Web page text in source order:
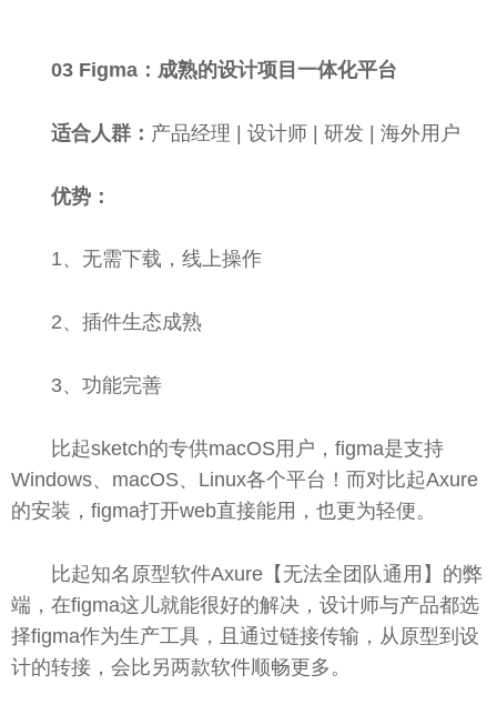
03 Figma：成熟的设计项目一体化平台
适合人群： 产品经理 | 设计师 | 研发 | 海外用户
优势：
1、无需下载，线上操作
2、插件生态成熟
3、功能完善
比起sketch的专供macOS用户，figma是支持
Windows、macOS、Linux各个平台！而对比起Axure
的安装，figma打开web直接能用，也更为轻便。
比起知名原型软件Axure【无法全团队通用】的弊
端，在figma这儿就能很好的解决，设计师与产品都选
择figma作为生产工具，且通过链接传输，从原型到设
计的转接，会比另两款软件顺畅更多。